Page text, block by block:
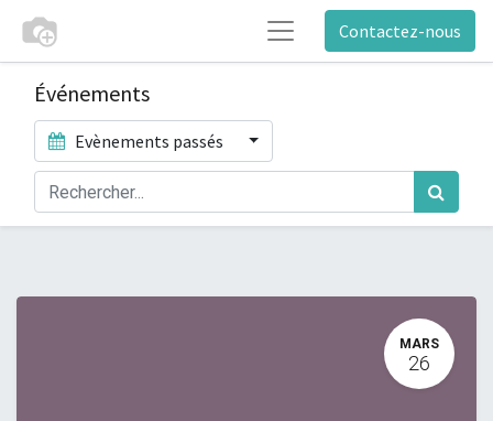
Contactez-nous
Événements
Evènements passés
MARS
26